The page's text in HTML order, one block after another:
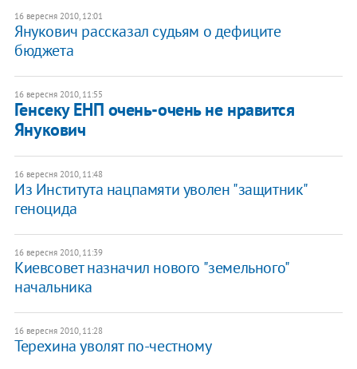
16 вересня 2010, 12:01
Янукович рассказал судьям о дефиците
бюджета
16 вересня 2010, 11:55
Генсеку ЕНП очень-очень не нравится
Янукович
16 вересня 2010, 11:48
Из Института нацпамяти уволен "защитник"
геноцида
16 вересня 2010, 11:39
Киевсовет назначил нового "земельного"
начальника
16 вересня 2010, 11:28
Терехина уволят по-честному